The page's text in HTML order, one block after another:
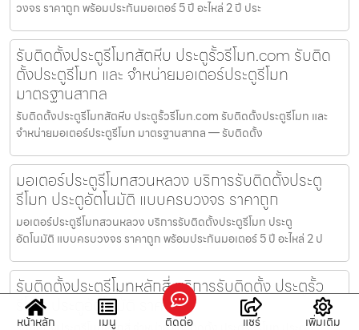
วงจร ราคาถูก พร้อมประกันมอเตอร์ 5 ปี อะไหล่ 2 ปี ประ
รับติดตั้งประตูรีโมทสัตหีบ ประตูรั้วรีโมท.com รับติด
ตั้งประตูรีโมท และ จำหน่ายมอเตอร์ประตูรีโมท
มาตรฐานสากล
รับติดตั้งประตูรีโมทสัตหีบ ประตูรั้วรีโมท.com รับติดตั้งประตูรีโมท และ
จำหน่ายมอเตอร์ประตูรีโมท มาตรฐานสากล — รับติดตั้ง
มอเตอร์ประตูรีโมทสวนหลวง บริการรับติดตั้งประตู
รีโมท ประตูอัตโนมัติ แบบครบวงจร ราคาถูก
มอเตอร์ประตูรีโมทสวนหลวง บริการรับติดตั้งประตูรีโมท ประตู
อัตโนมัติ แบบครบวงจร ราคาถูก พร้อมประกันมอเตอร์ 5 ปี อะไหล่ 2 ป
รับติดตั้งประตูรีโมทหลักสี่ บริการรับติดตั้ง ประตูรั้ว
รีโมท ประตูอัตโนมัติ ราคาถูก
หน้าหลัก เมนู ติดต่อ แชร์ เพิ่มเติม